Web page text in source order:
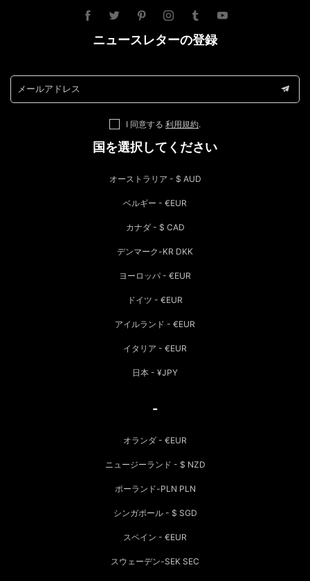
ニュースレターの登録
メールアドレス
I 同意する 利用規約.
国を選択してください
オーストラリア - $ AUD
ベルギー - €EUR
カナダ - $ CAD
デンマーク-KR DKK
ヨーロッパ - €EUR
ドイツ - €EUR
アイルランド - €EUR
イタリア - €EUR
日本 - ¥JPY
-
オランダ - €EUR
ニュージーランド - $ NZD
ポーランド-PLN PLN
シンガポール - $ SGD
スペイン - €EUR
スウェーデン-SEK SEC